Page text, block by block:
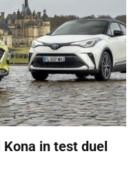
in test duel